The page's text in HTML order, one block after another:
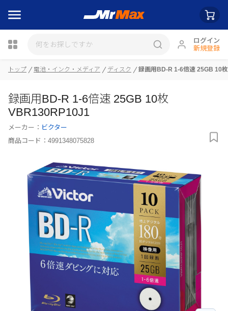
ログイン
新規登録
瓶詰
トップ 電池・インク・メディア ディスク 録画用BD-R 1-6倍速 25GB 10
録画用BD-R 1-6倍速 25GB 10枚
VBR130RP10J1
メーカー： ビクター
商品コード： 4991348075828